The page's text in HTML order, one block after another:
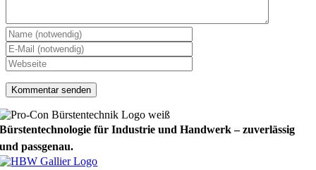
Bürstentechnologie für Industrie und Handwerk – zuverlässig
und passgenau.